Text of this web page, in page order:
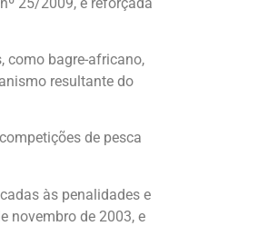
como bagre-africano,
resultante do
de pesca
às penalidades e
novembro de 2003, e